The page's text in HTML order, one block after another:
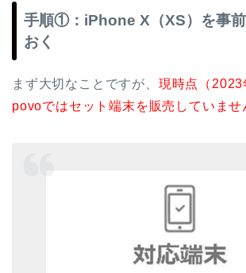
手順①：iPhone X（XS）を事
おく
まず大切なことですが、 現時点（2023
povoではセット端末を販売していませ